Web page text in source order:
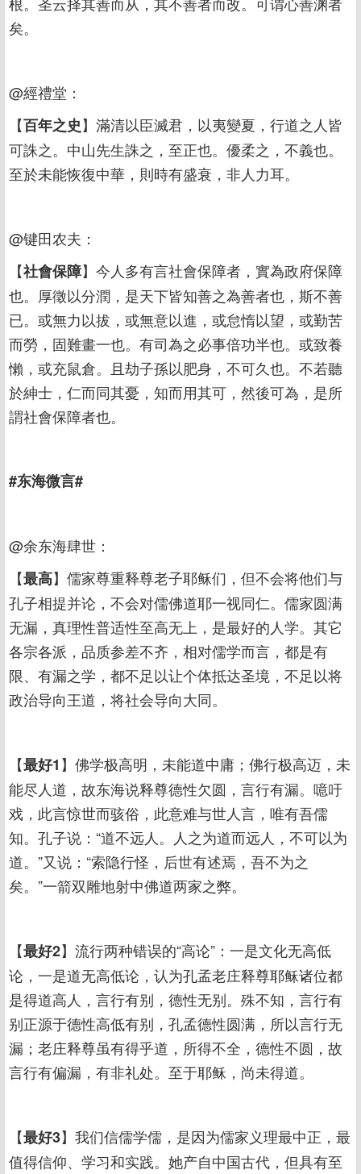
矣。
@經禮堂：
【百年之史】滿清以臣滅君，以夷變夏，行道之人皆
可誅之。中山先生誅之，至正也。優柔之，不義也。
至於未能恢復中華，則時有盛衰，非人力耳。
@键田农夫：
【社會保障】今人多有言社會保障者，實為政府保障
也。厚徵以分潤，是天下皆知善之為善者也，斯不善
已。或無力以拔，或無意以進，或怠惰以望，或勤苦
而勞，固難畫一也。有司為之必事倍功半也。或致養
懶，或充鼠倉。且劫子孫以肥身，不可久也。不若聽
於紳士，仁而同其憂，知而用其可，然後可為，是所
謂社會保障者也。
#东海微言#
@余东海肆世：
【最高】儒家尊重释尊老子耶稣们，但不会将他们与
孔子相提并论，不会对儒佛道耶一视同仁。儒家圆满
无漏，真理性普适性至高无上，是最好的人学。其它
各宗各派，品质参差不齐，相对儒学而言，都是有
限、有漏之学，都不足以让个体抵达圣境，不足以将
政治导向王道，将社会导向大同。
【最好1】佛学极高明，未能道中庸；佛行极高迈，未
能尽人道，故东海说释尊德性欠圆，言行有漏。噫吁
戏，此言惊世而骇俗，此意难与世人言，唯有吾儒
知。孔子说：“道不远人。人之为道而远人，不可以为
道。”又说：“索隐行怪，后世有述焉，吾不为之
矣。”一箭双雕地射中佛道两家之弊。
【最好2】流行两种错误的“高论”：一是文化无高低
论，一是道无高低论，认为孔孟老庄释尊耶稣诸位都
是得道高人，言行有别，德性无别。殊不知，言行有
别正源于德性高低有别，孔孟德性圆满，所以言行无
漏；老庄释尊虽有得乎道，所得不全，德性不圆，故
言行有偏漏，有非礼处。至于耶稣，尚未得道。
【最好3】我们信儒学儒，是因为儒家义理最中正，最
值得信仰、学习和实践。她产自中国古代，但具有至